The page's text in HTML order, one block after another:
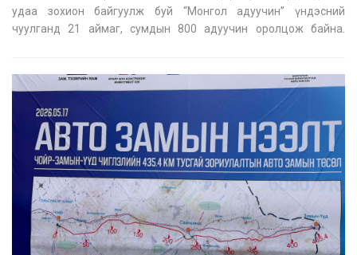
удаа зохион байгуулж буй “Монгол адуучин” үндэсний
чуулганд 21 аймаг, сумдын 800 адуучин оролцож байна.
удмын санг хамгаал